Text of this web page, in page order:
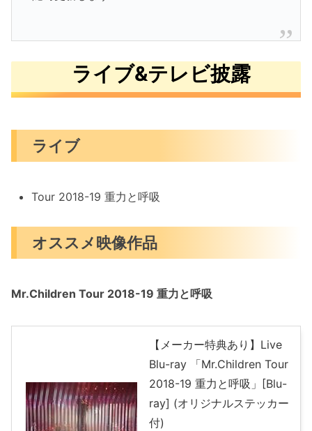
ライブ&テレビ披露
ライブ
Tour 2018-19 重力と呼吸
オススメ映像作品
Mr.Children Tour 2018-19 重力と呼吸
【メーカー特典あり】Live
Blu-ray 「Mr.Children Tour
2018-19 重力と呼吸」[Blu-
ray] (オリジナルステッカー
付)